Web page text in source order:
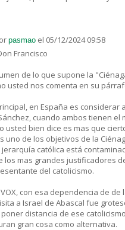
pasmao el 05/12/2024 09:58
Francisco
de lo que supone la
usted nos comenta en su
en España es considerar
cuando ambos tienen el
usted bien dice es mas que
uno de los objetivos de la
católica está
los mas grandes justificadores
del catolicismo.
con esa dependencia de de
a Israel de Abascal fue
distancia de ese
gran cosa como alternativa.